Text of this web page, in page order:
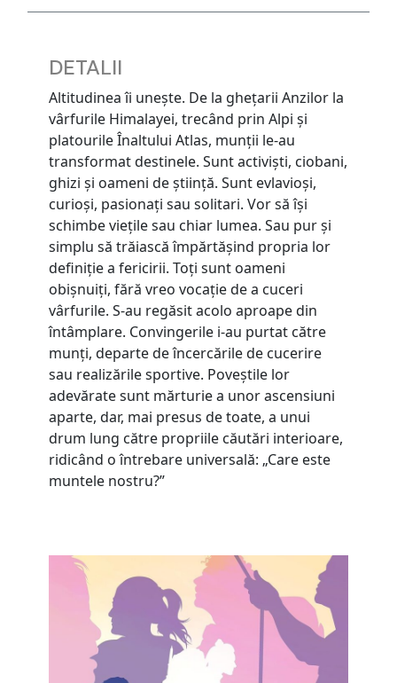
DETALII
Altitudinea îi unește. De la ghețarii Anzilor la
vârfurile Himalayei, trecând prin Alpi și
platourile Înaltului Atlas, munții le-au
transformat destinele. Sunt activiști, ciobani,
ghizi și oameni de știință. Sunt evlavioși,
curioși, pasionați sau solitari. Vor să își
schimbe viețile sau chiar lumea. Sau pur și
simplu să trăiască împărtășind propria lor
definiție a fericirii. Toți sunt oameni
obișnuiți, fără vreo vocație de a cuceri
vârfurile. S-au regăsit acolo aproape din
întâmplare. Convingerile i-au purtat către
munți, departe de încercările de cucerire
sau realizările sportive. Poveștile lor
adevărate sunt mărturie a unor ascensiuni
aparte, dar, mai presus de toate, a unui
drum lung către propriile căutări interioare,
ridicând o întrebare universală: „Care este
muntele nostru?”